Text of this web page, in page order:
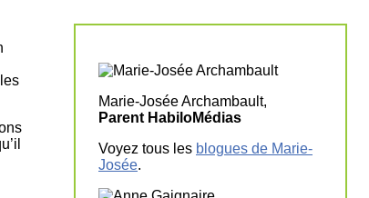
Marie-Josée Archambault,
Parent HabiloMédias
Voyez tous les blogues de Marie-
Josée.